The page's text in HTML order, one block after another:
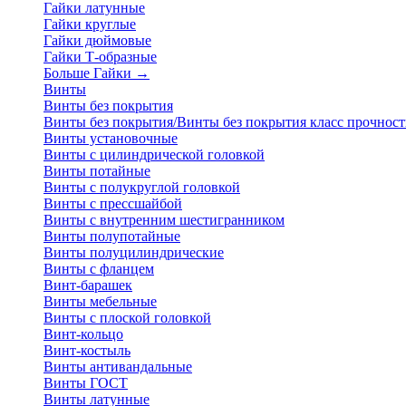
Гайки латунные
Гайки круглые
Гайки дюймовые
Гайки Т-образные
Больше Гайки →
Винты
Винты без покрытия
Винты без покрытия/Винты без покрытия класс
Винты установочные
Винты с цилиндрической головкой
Винты потайные
Винты с полукруглой головкой
Винты с прессшайбой
Винты с внутренним шестигранником
Винты полупотайные
Винты полуцилиндрические
Винты с фланцем
Винт-барашек
Винты мебельные
Винты с плоской головкой
Винт-кольцо
Винт-костыль
Винты антивандальные
Винты ГОСТ
Винты латунные